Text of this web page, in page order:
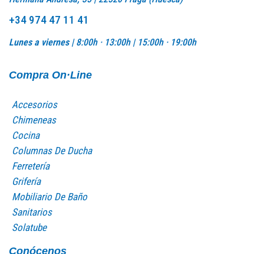
+34 974 47 11 41
Lunes a viernes |8:00h · 13:00h | 15:00h · 19:00h
Compra On·Line
Accesorios
Chimeneas
Cocina
Columnas De Ducha
Ferretería
Grifería
Mobiliario De Baño
Sanitarios
Solatube
Conócenos